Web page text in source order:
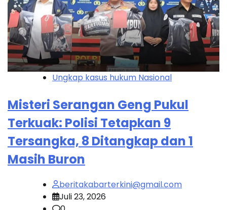
Ungkap kasus hukum Nasional
Misteri Serangan Geng Pukul
Terkuak: Polisi Tetapkan 9
Tersangka, 8 Ditangkap dan 1
Masih Buron
beritakabarterkini@gmail.com
Juli 23, 2026